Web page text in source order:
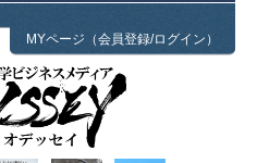
MYページ（会員登録/ログイン）